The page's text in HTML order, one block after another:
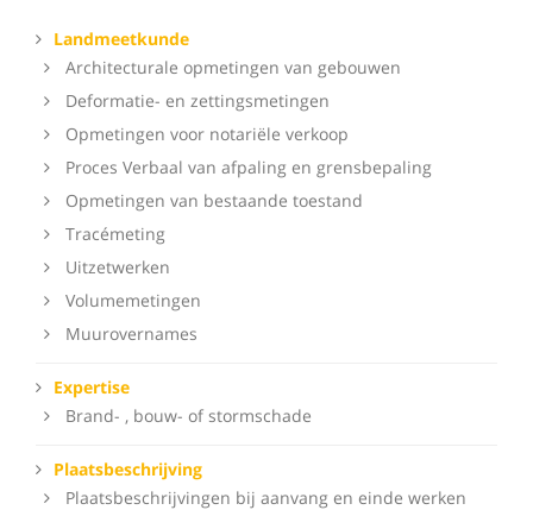
Landmeetkunde
Architecturale opmetingen van gebouwen
Deformatie- en zettingsmetingen
Opmetingen voor notariële verkoop
Proces Verbaal van afpaling en grensbepaling
Opmetingen van bestaande toestand
Tracémeting
Uitzetwerken
Volumemetingen
Muurovernames
Expertise
Brand- , bouw- of stormschade
Plaatsbeschrijving
Plaatsbeschrijvingen bij aanvang en einde werken